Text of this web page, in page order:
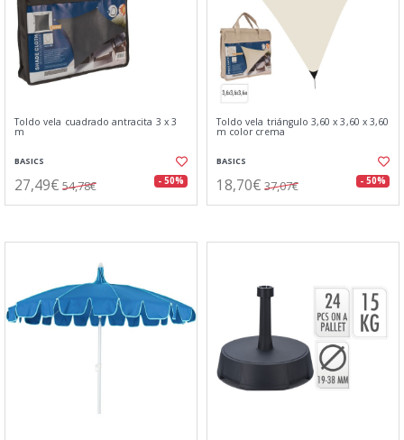
Toldo vela cuadrado antracita 3 x 3
m
BASICS
27,49€ 54,78€ - 50%
Toldo vela triángulo 3,60 x 3,60 x 3,60
m color crema
BASICS
18,70€ 37,07€ - 50%